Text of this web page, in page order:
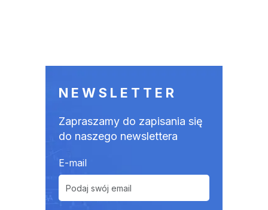
NEWSLETTER
Zapraszamy do zapisania się
do naszego newslettera
E-mail